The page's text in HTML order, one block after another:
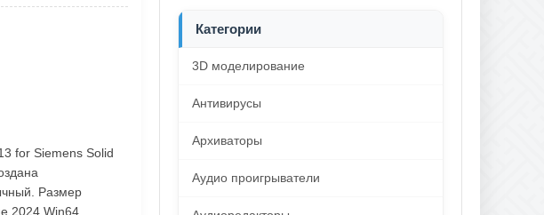
for Siemens Solid
Размер
2024 Win64
Категории
3D моделирование
Антивирусы
Архиваторы
Аудио проигрыватели